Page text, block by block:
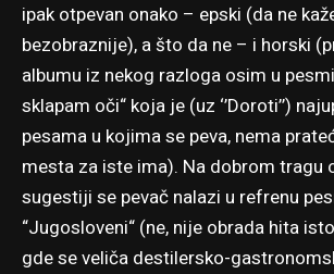
ipak otpevan onako – epski (da ne
bezobraznije), a što da ne – i horski
albumu iz nekog razloga osim u
sklapam oči“ koja je (uz ‘’Doroti’’)
pesama u kojima se peva, nema
mesta za iste ima). Na dobrom tragu
sugestiji se pevač nalazi u refrenu
“Jugosloveni“ (ne, nije obrada hita
gde se veliča destilersko-